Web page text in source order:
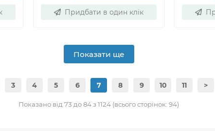
Придбати в один клік
Показати ще
3 4 5 6 7 8 9 10 11 >
Показано від 73 до 84 з 1124 (всього сторінок: 94)